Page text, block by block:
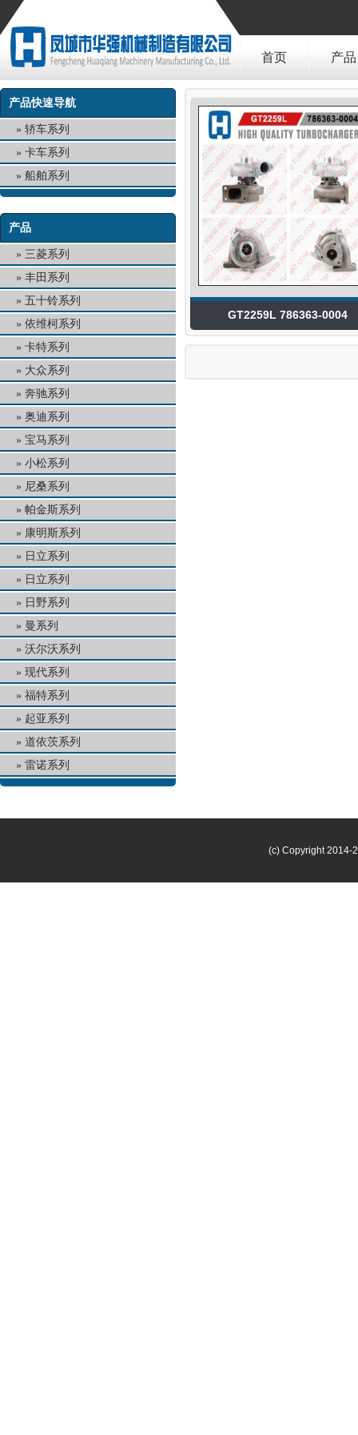
首页 产品
产品快速导航
轿车系列
卡车系列
船舶系列
产品
三菱系列
丰田系列
五十铃系列
依维柯系列
卡特系列
大众系列
奔驰系列
奥迪系列
宝马系列
小松系列
尼桑系列
帕金斯系列
康明斯系列
日立系列
日立系列
日野系列
曼系列
沃尔沃系列
现代系列
福特系列
起亚系列
道依茨系列
雷诺系列
GT2259L 786363-0004
(c) Copyright 2014-